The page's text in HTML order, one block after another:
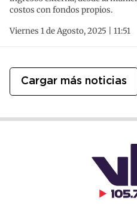
costos con fondos propios.
Viernes 1 de Agosto, 2025 | 11:51
Cargar más noticias